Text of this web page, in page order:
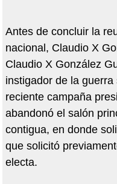
Antes de concluir la
nacional, Claudio X
Claudio X González
instigador de la
reciente campaña
abandonó el salón
contigua, en donde
que solicitó
electa.